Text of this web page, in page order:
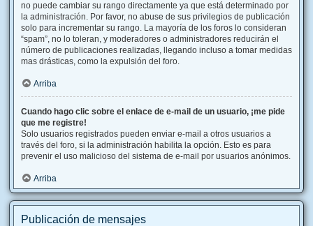
no puede cambiar su rango directamente ya que está determinado por
la administración. Por favor, no abuse de sus privilegios de publicación
solo para incrementar su rango. La mayoría de los foros lo consideran
“spam”, no lo toleran, y moderadores o administradores reducirán el
número de publicaciones realizadas, llegando incluso a tomar medidas
mas drásticas, como la expulsión del foro.
Arriba
Cuando hago clic sobre el enlace de e-mail de un usuario, ¡me pide
que me registre!
Solo usuarios registrados pueden enviar e-mail a otros usuarios a
través del foro, si la administración habilita la opción. Esto es para
prevenir el uso malicioso del sistema de e-mail por usuarios anónimos.
Arriba
Publicación de mensajes